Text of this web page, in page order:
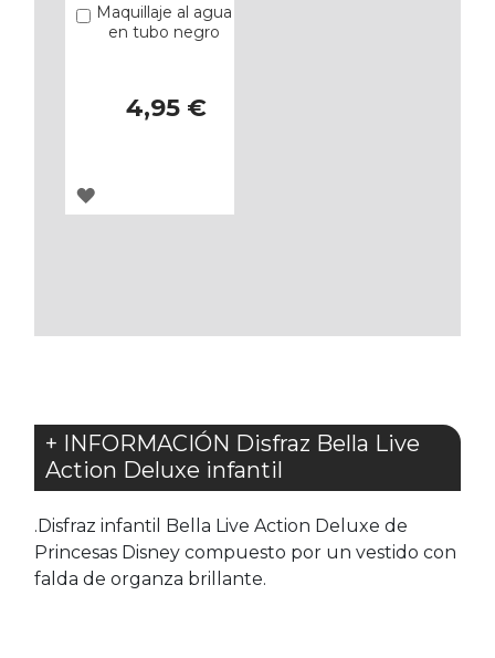
Maquillaje al agua
en tubo negro
4,95 €
Añadir
AGREGAR
+ INFORMACIÓN Disfraz Bella Live
Action Deluxe infantil
.Disfraz infantil Bella Live Action Deluxe de
Princesas Disney compuesto por un vestido con
falda de organza brillante.